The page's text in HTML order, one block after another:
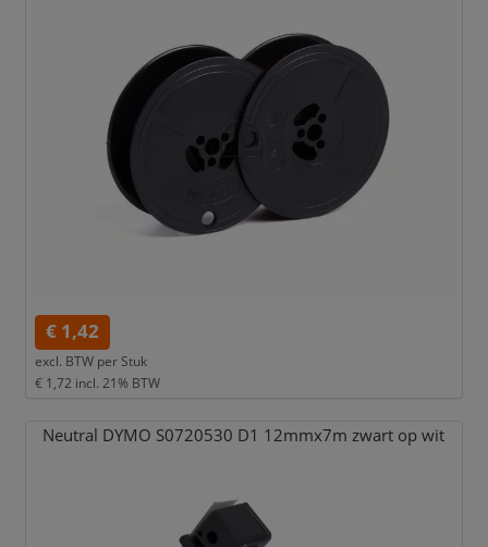
€ 1,42
excl. BTW per Stuk
€ 1,72 incl. 21% BTW
Neutral DYMO S0720530 D1 12mmx7m zwart op wit